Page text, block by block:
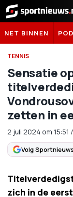
Sportnieuws.nl
NET BINNEN
TENNIS
Sensatie
zetten in
2 juli 2024 om 15:51 /
Volg
zich in de